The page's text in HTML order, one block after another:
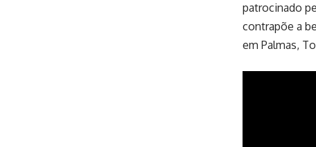
patrocinado
contrapõe a
em Palmas,